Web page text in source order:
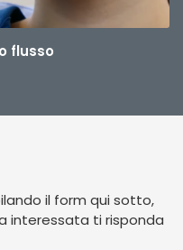
flusso
il form qui sotto,
interessata ti risponda